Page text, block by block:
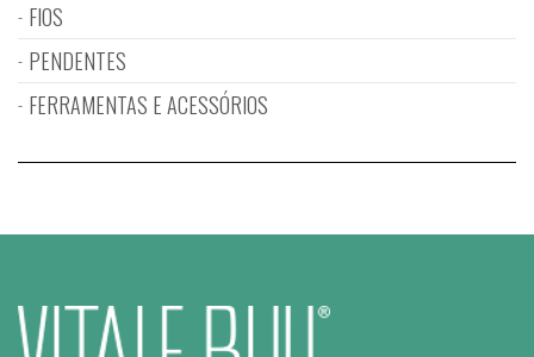
FIOS
PENDENTES
FERRAMENTAS E ACESSÓRIOS